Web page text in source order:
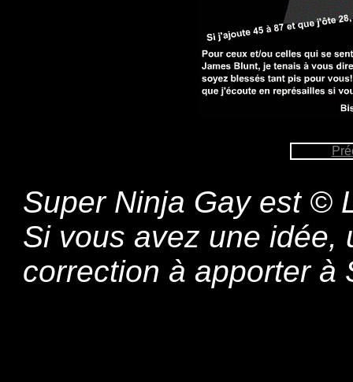
Super Ninja Gay est ©
Si vous avez une idée,
correction à apporter à